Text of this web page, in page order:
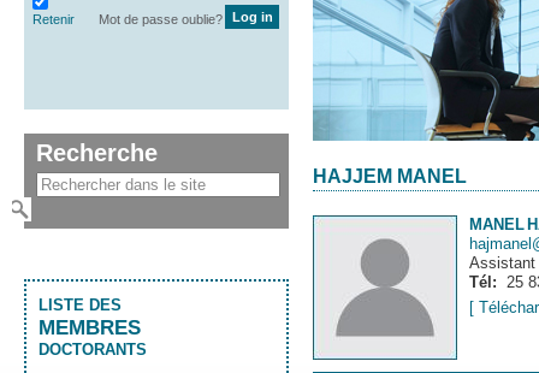
HAJJEM MANEL
MANEL
Assistant
Tél: 25
[
Retenir Mot de passe oublie?
Recherche
LISTE DES
MEMBRES
DOCTORANTS